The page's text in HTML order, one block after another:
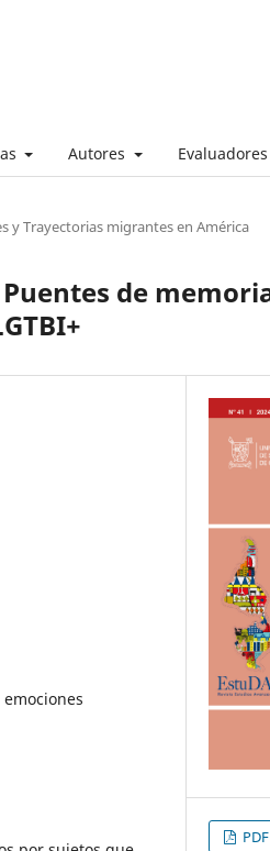
Autores Evaluadores
y Trayectorias migrantes en América
de
PDF